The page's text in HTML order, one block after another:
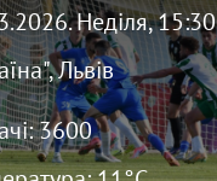
Неділя, 15:30
Львів
3600